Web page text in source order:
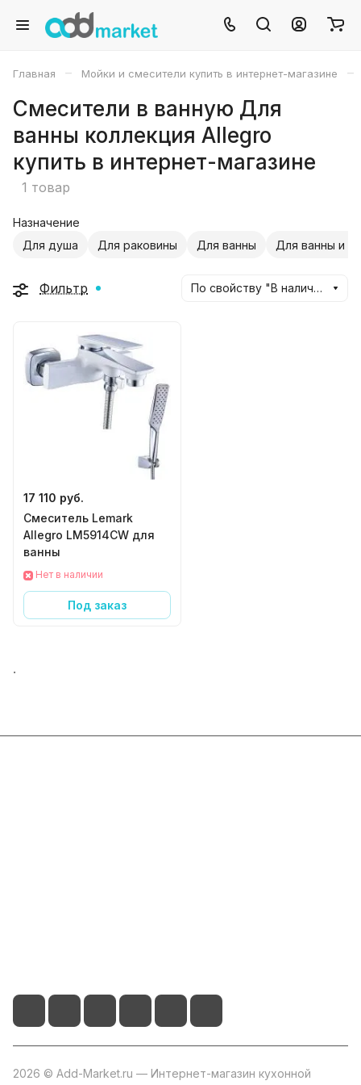
Главная – Мойки и смесители купить в интернет-магазине –
Смесители в ванную Для
ванны коллекция Allegro
купить в интернет-магазине
1 товар
Назначение
Для душа
Для раковины Для ванны Для ванны и
Фильтр По свойству "В наличии" (убывание)
17 110 руб.
Смеситель Lemark
Allegro LM5914CW для
ванны
Нет в наличии
Под заказ
.
2026 © Add-Market.ru — Интернет-магазин кухонной